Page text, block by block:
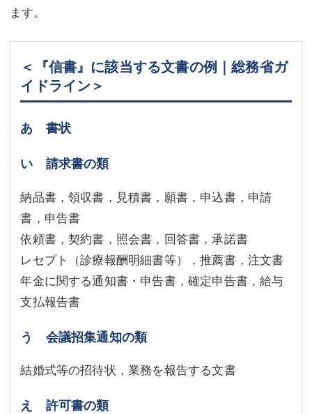
ます。
＜『信書』に該当する文書の例｜総務省ガ
イドライン＞
あ 書状
い 請求書の類
納品書，領収書，見積書，願書，申込書，申請
書，申告書
依頼書，契約書，照会書，回答書，承諾書
レセプト（診療報酬明細書等），推薦書，注文書
年金に関する通知書・申告書，確定申告書，給与
支払報告書
う 会議招集通知の類
結婚式等の招待状，業務を報告する文書
え 許可書の類